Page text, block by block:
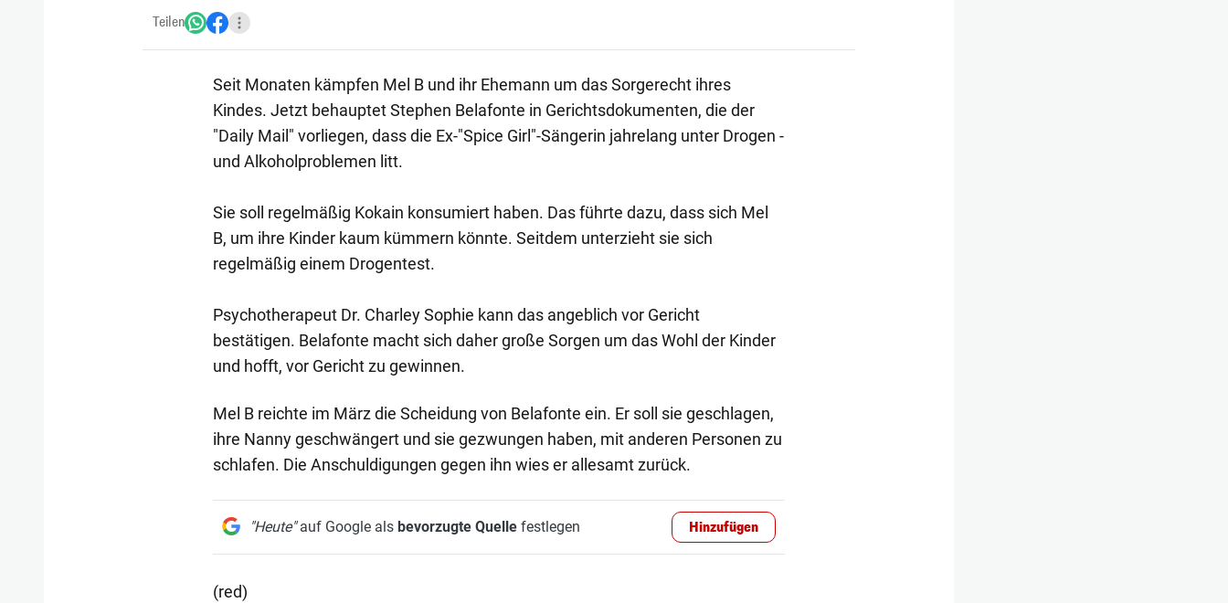
Teilen
Seit Monaten kämpfen Mel B und ihr Ehemann um das Sorgerecht ihres
Kindes. Jetzt behauptet Stephen Belafonte in Gerichtsdokumenten, die der
"Daily Mail" vorliegen, dass die Ex-"Spice Girl"-Sängerin jahrelang unter Drogen -
und Alkoholproblemen litt.
Sie soll regelmäßig Kokain konsumiert haben. Das führte dazu, dass sich Mel
B, um ihre Kinder kaum kümmern könnte. Seitdem unterzieht sie sich
regelmäßig einem Drogentest.
Psychotherapeut Dr. Charley Sophie kann das angeblich vor Gericht
bestätigen. Belafonte macht sich daher große Sorgen um das Wohl der Kinder
und hofft, vor Gericht zu gewinnen.
Mel B reichte im März die Scheidung von Belafonte ein. Er soll sie geschlagen,
ihre Nanny geschwängert und sie gezwungen haben, mit anderen Personen zu
schlafen. Die Anschuldigungen gegen ihn wies er allesamt zurück.
"Heute"auf Google als bevorzugte Quellefestlegen Hinzufügen
(red)